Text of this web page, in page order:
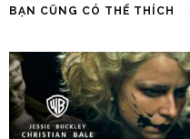
BẠN CŨNG CÓ THỂ THÍCH